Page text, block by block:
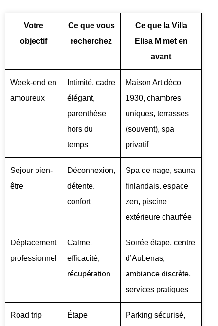
Votre
objectif
Ce que vous
recherchez
Ce que la Villa
Elisa M met en
avant
Week-end en
amoureux
Intimité, cadre
élégant,
parenthèse
hors du
temps
Maison Art déco
1930, chambres
uniques, terrasses
(souvent), spa
privatif
Séjour bien-
être
Déconnexion,
détente,
confort
Spa de nage, sauna
finlandais, espace
zen, piscine
extérieure chauffée
Déplacement
professionnel
Calme,
efficacité,
récupération
Soirée étape, centre
d’Aubenas,
ambiance discrète,
services pratiques
Road trip
Étape
Parking sécurisé,